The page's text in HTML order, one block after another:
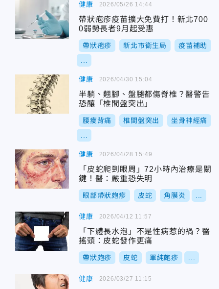
健康
帶狀疱疹疫苗擴大免費打！新北700
0弱勢長者9月起受惠
帶狀疱疹 新北市衛生局 疫苗補助
2026/05/26 14:44
健康
半躺、翹腳、盤腿都傷脊椎？醫警告
恐釀「椎間盤突出」
腰痠背痛 椎間盤突出 坐骨神經痛
2026/04/30 15:04
健康
「皮蛇爬到眼周」72小時內治療是關
鍵！醫：嚴重恐失明
眼部帶狀皰疹 皮蛇 角膜炎
2026/04/28 15:49
健康
「下體長水泡」不是性病惹的禍？醫
搖頭：皮蛇發作更痛
帶狀皰疹 皮蛇 單純皰疹
2026/04/12 11:57
健康 2026/03/27 11:15